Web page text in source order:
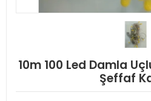
10m 100 Led Damla
Şeffaf